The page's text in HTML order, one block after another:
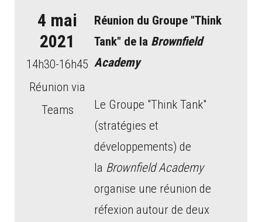
4 mai
2021
14h30-16h45
Réunion via
Teams
Réunion du Groupe "Think
Tank" de la Brownfield
Academy
Le Groupe "Think Tank"
(stratégies et
développements) de
la Brownfield Academy
organise une réunion de
réfexion autour de deux